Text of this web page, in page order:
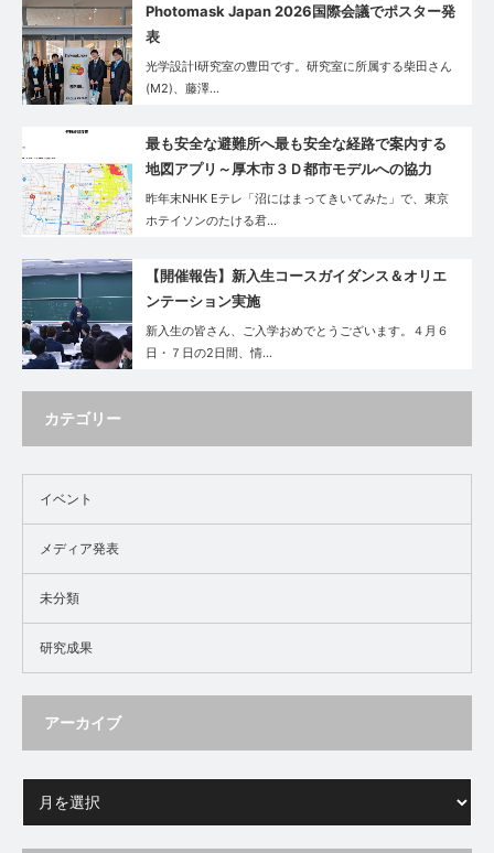
Photomask Japan 2026国際会議でポスター発
表
光学設計Ⅰ研究室の豊田です。研究室に所属する柴田さん
(M2)、藤澤…
最も安全な避難所へ最も安全な経路で案内する
地図アプリ～厚木市３Ｄ都市モデルへの協力
昨年末NHK Eテレ「沼にはまってきいてみた」で、東京
ホテイソンのたける君…
【開催報告】新入生コースガイダンス＆オリエ
ンテーション実施
新入生の皆さん、ご入学おめでとうございます。４月６
日・７日の2日間、情…
カテゴリー
イベント
メディア発表
未分類
研究成果
アーカイブ